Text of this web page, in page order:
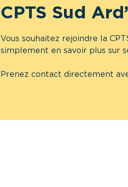
CPTS Sud
Vous souhaitez rejoindre la
simplement en savoir plus sur
Prenez contact directement